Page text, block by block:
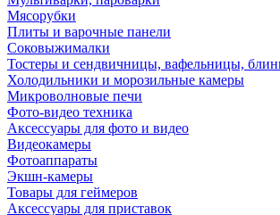
Мясорубки
Плиты и варочные панели
Соковыжималки
Тостеры и сендвичницы, вафельницы,
Холодильники и морозильные камеры
Микроволновые печи
Фото-видео техника
Аксессуары для фото и видео
Видеокамеры
Фотоаппараты
Экшн-камеры
Товары для геймеров
Аксессуары для приставок